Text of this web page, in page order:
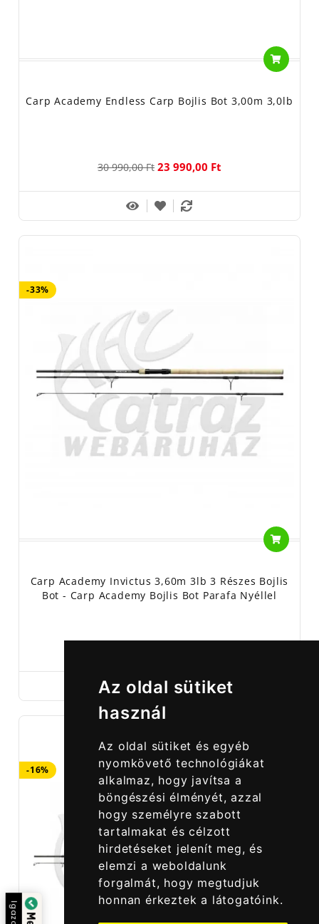
Az oldal sütiket
használ
Az oldal sütiket és egyéb
nyomkövető technológiákat
alkalmaz, hogy javítsa a
böngészési élményét, azzal
hogy személyre szabott
tartalmakat és célzott
hirdetéseket jelenít meg, és
elemzi a weboldalunk
forgalmát, hogy megtudjuk
honnan érkeztek a látogatóink.
Carp Academy Endless Carp Bojlis Bot 3,00m 3,0lb
30 990,00 Ft 23 990,00 Ft
-33%
Carp Academy Invictus 3,60m 3lb 3 Részes Bojlis
Bot - Carp Academy Bojlis Bot Parafa Nyéllel
-16%